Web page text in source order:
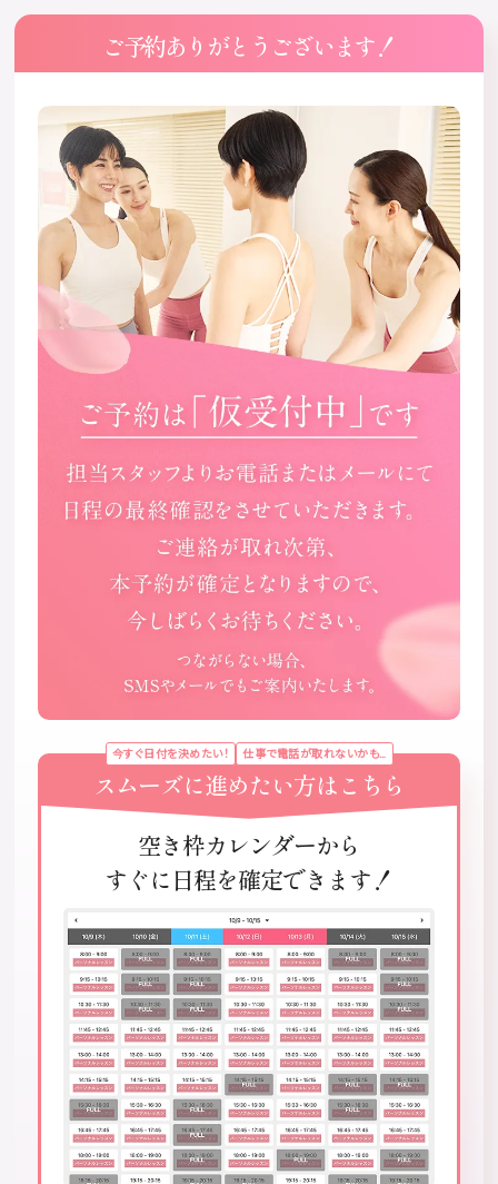
ご予約ありがとうございます！
今すぐ日付を決めたい！ 仕事で電話が取れないかも…
スムーズに進めたい方はこちら
空き枠カレンダーから
すぐに日程を確定できます！